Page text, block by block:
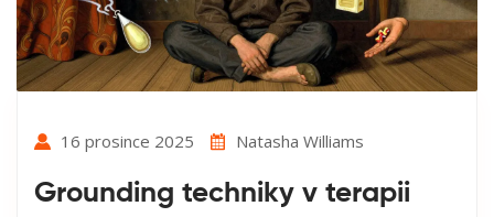
16 prosince 2025 Natasha Williams
Grounding techniky v terapii